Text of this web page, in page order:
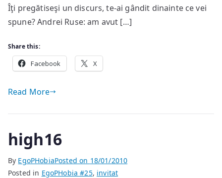
cel
mai
Îţi pregătiseşi un discurs, te-ai gândit dinainte ce vei
spune? Andrei Ruse: am avut […]
Share this:
Facebook X
Read More
high16
By EgoPHobiaPosted on 18/01/2010
Posted in EgoPHobia #25, invitat